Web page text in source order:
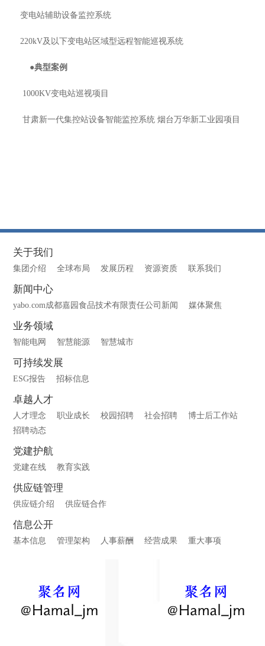
变电站辅助设备监控系统
220kV及以下变电站区域型远程智能巡视系统
●典型案例
1000KV变电站巡视项目
甘肃新一代集控站设备智能监控系统 烟台万华新工业园项目
关于我们
集团介绍 全球布局 发展历程 资源资质 联系我们
新闻中心
yabo.com成都嘉园食品技术有限责任公司新闻 媒体聚焦
业务领域
智能电网 智慧能源 智慧城市
可持续发展
ESG报告 招标信息
卓越人才
人才理念 职业成长 校园招聘 社会招聘
博士后工作站
招聘动态
党建护航
党建在线 教育实践
供应链管理
供应链介绍 供应链合作
信息公开
基本信息 管理架构 人事薪酬 经营成果 重大事项